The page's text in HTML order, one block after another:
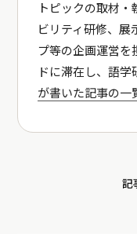
トピックの取材
ビリティ研修、展
プ等の企画運営を
ドに滞在し、語
が書いた記事の一
記